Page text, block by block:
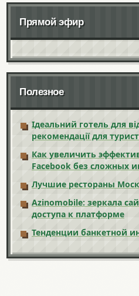
Прямой эфир
Полезное
Ідеальний готель для
рекомендації для
Как увеличить
Facebook без сложных
Лучшие рестораны
Azinomobile: зеркала
доступа к платформе
Тенденции банкетной